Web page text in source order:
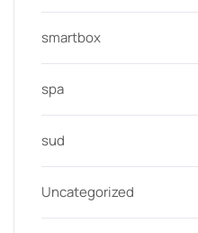
smartbox
spa
sud
Uncategorized